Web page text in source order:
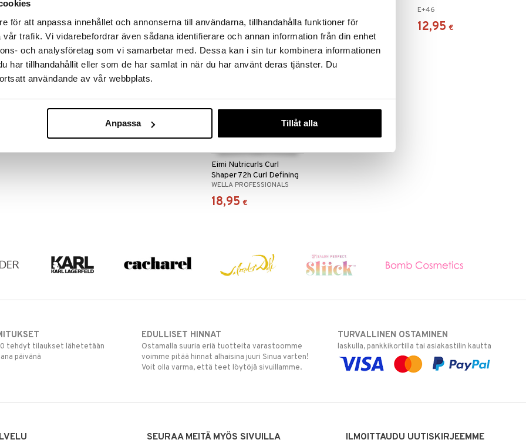
för att anpassa innehållet och annonserna till användarna, tillhandahålla funktioner för
trafik. Vi vidarebefordrar även sådana identifierare och annan information från din enhet
och analysföretag som vi samarbetar med. Dessa kan i sin tur kombinera informationen
har tillhandahållit eller som de har samlat in när du har använt deras tjänster. Du
användande av vår webbplats.
Anpassa Tillåt alla
ja hiuspituuksille. Luonnollinen
lopputuloksen ja täydellisen pehmeän
eikä sisällä parabeeneja tai gluteenia.
hiuksiin ja muotoile haluamasi mukaan.
lämpimällä vedellä ja pese shampoolla.
alk.4,95 € 12,95 €
E+46
12,95 €
Eimi Nutricurls Curl
Shaper 72h Curl Defining
Gel
WELLA PROFESSIONALS
18,95 €
tehdyt tilaukset lähetetään
päivänä
EDULLISET HINNAT
Ostamalla suuria eriä tuotteita varastoomme
voimme pitää hinnat alhaisina juuri Sinua varten!
Voit olla varma, että teet löytöjä sivuillamme.
TURVALLINEN OSTAMINEN
laskulla, pankkikortilla tai asiakastilin kautta
SEURAA MEITÄ MYÖS SIVUILLA ILMOITTAUDU UUTISKIRJEEMME